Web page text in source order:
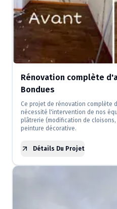
Rénovation complète
Bondues
Ce projet de rénovation complète
nécessité l'intervention de nos
plâtrerie (modification de
peinture décorative.
Détails Du Projet